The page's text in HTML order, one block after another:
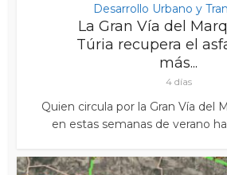
Desarrollo Urbano y
La Gran Vía del
Túria recupera el
más...
4 días
Quien circula por la Gran Vía del
en estas semanas de verano